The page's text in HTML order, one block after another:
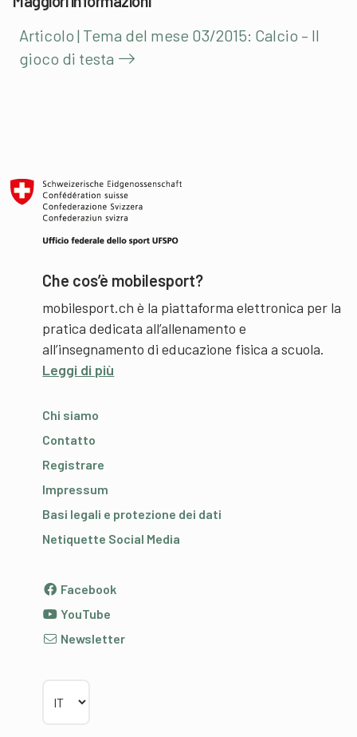
Articolo | Tema del mese 03/2015: Calcio – Il
gioco di testa
Che cos’è mobilesport?
mobilesport.ch è la piattaforma elettronica per la
pratica dedicata all’allenamento e
all’insegnamento di educazione fisica a scuola.
Leggi di più
Chi siamo
Contatto
Registrare
Impressum
Basi legali e protezione dei dati
Netiquette Social Media
Facebook
YouTube
Newsletter